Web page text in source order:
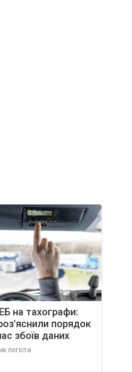
на тахографи:
порядок
збоїв даних
логіста